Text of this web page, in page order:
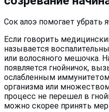
Сок алоэ помогает убрать
Если говорить
называется
или волосяного мешочка.
появляется гнойничок,
ослабленным
организма или
процесс не перешел в
можно скорее принять